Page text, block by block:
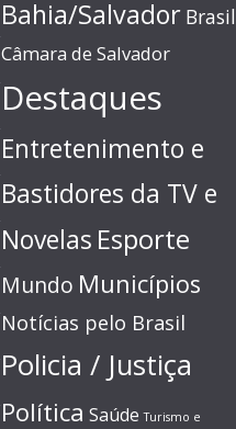
Bahia/Salvador Brasil
Câmara de Salvador
Destaques
Entretenimento e
Bastidores da TV e
Novelas Esporte
Mundo Municípios
Notícias pelo Brasil
Policia / Justiça
Política Saúde Turismo e